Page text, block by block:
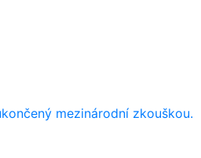
mezinárodní zkouškou.